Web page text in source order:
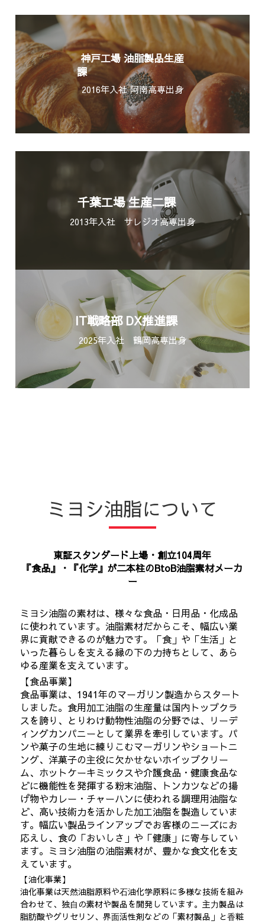
神戸工場 油脂製品生産
課
2016年入社 阿南高専出身
千葉工場 生産二課
2013年入社 サレジオ高専出身
IT戦略部 DX推進課
2025年入社 鶴岡高専出身
ミヨシ油脂について
東証スタンダード上場・創立104周年
『食品』・『化学』が二本柱のBtoB油脂素材メーカ
ー
ミヨシ油脂の素材は、様々な食品・日用品・化成品
に使われています。油脂素材だからこそ、幅広い業
界に貢献できるのが魅力です。「食」や「生活」と
いった暮らしを支える縁の下の力持ちとして、あら
ゆる産業を支えています。
【食品事業】
食品事業は、1941年のマーガリン製造からスタート
しました。食用加工油脂の生産量は国内トップクラ
スを誇り、とりわけ動物性油脂の分野では、リーデ
ィングカンパニーとして業界を牽引しています。パ
ンや菓子の生地に練りこむマーガリンやショートニ
ング、洋菓子の主役に欠かせないホイップクリー
ム、ホットケーキミックスや介護食品・健康食品な
どに機能性を発揮する粉末油脂、トンカツなどの揚
げ物やカレー・チャーハンに使われる調理用油脂な
ど、高い技術力を活かした加工油脂を製造していま
す。幅広い製品ラインアップでお客様のニーズにお
応えし、食の「おいしさ」や「健康」に寄与してい
ます。ミヨシ油脂の油脂素材が、豊かな食文化を支
えています。
【油化事業】
油化事業は天然油脂原料や⽯油化学原料に多様な技術を組み
合わせて、独⾃の素材や製品を開発しています。主⼒製品は
脂肪酸やグリセリン、界⾯活性剤などの「素材製品」と⾹粧